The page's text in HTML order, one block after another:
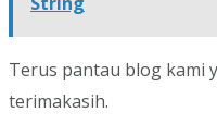
Terus pantau blog kami
terimakasih.